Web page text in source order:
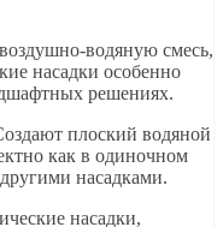
водяную смесь,
насадки особенно
решениях.
плоский водяной
как в одиночном
насадками.
насадки,